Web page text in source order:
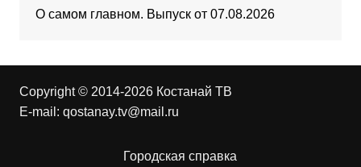
О самом главном. Выпуск от 07.08.2026
Copyright © 2014-2026 Костанай ТВ
E-mail: qostanay.tv@mail.ru
Городская справка